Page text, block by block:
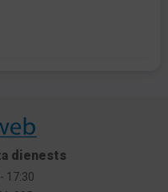
dienests
17:30